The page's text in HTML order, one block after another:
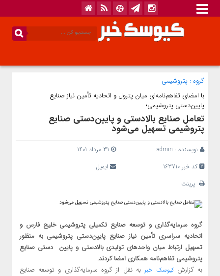
گروه : پتروشیمی
با امضای تفاهم‌نامه‌ای میان پترول و اتحادیه تأمین نیاز صنایع
پایین‌دستی پتروشیمی؛
تعامل صنایع بالادستی و پایین‌دستی صنایع
پتروشیمی تسهیل می‌شود
نویسنده : admin
کد خبر 163710
ایمیل
پرینت
گروه سرمایه‌گذاری و توسعه صنایع تکمیلی پتروشیمی خلیج فارس و
اتحادیه سراسری تأمین نیاز صنایع پایین‌دستی پتروشیمی به منظور
تسهیل ارتباط میان واحدهای تولیدی بالادستی و پایین دستی صنایع
پتروشیمی تفاهم‌نامه همکاری امضا کردند.
به گزارشکیوسک خبر به نقل از گروه سرمایه‌گذاری و توسعه صنایع